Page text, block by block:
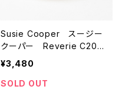
Susie Cooper スージー
クーパー Reverie C205
5 ビンテージ カップ＆ソ
ーサー 【イギリス】 アン
ティーク コーヒーカッ
¥3,480
SOLD OUT